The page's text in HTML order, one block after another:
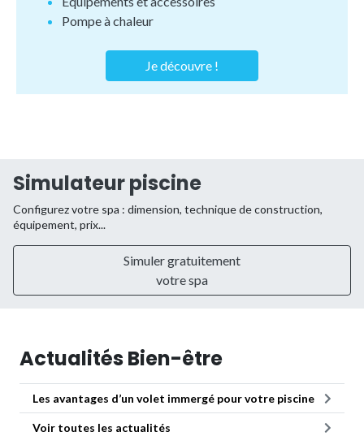
Pompe à chaleur
Je découvre !
Simulateur piscine
Configurez votre spa : dimension, technique de construction,
équipement, prix...
Simuler gratuitement
votre spa
Actualités Bien-être
Les avantages d’un volet immergé pour votre piscine
Voir toutes les actualités